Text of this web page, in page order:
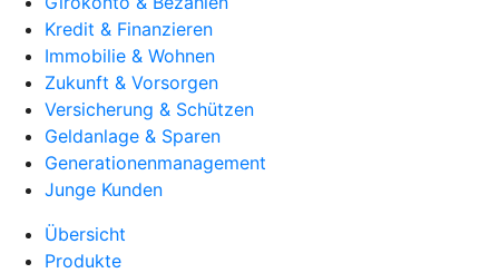
Kredit & Finanzieren
Immobilie & Wohnen
Zukunft & Vorsorgen
Versicherung & Schützen
Geldanlage & Sparen
Generationenmanagement
Junge Kunden
Übersicht
Produkte